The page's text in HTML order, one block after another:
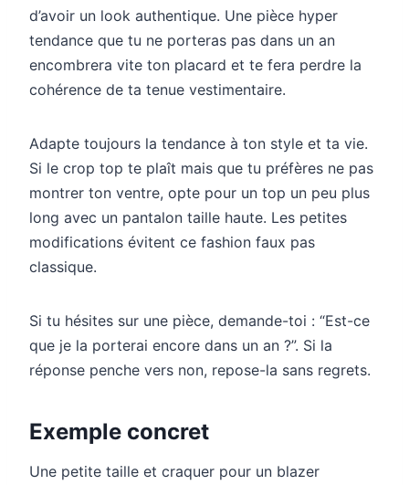
d’avoir un look authentique. Une pièce hyper
tendance que tu ne porteras pas dans un an
encombrera vite ton placard et te fera perdre la
cohérence de ta tenue vestimentaire.
Adapte toujours la tendance à ton style et ta vie.
Si le crop top te plaît mais que tu préfères ne pas
montrer ton ventre, opte pour un top un peu plus
long avec un pantalon taille haute. Les petites
modifications évitent ce fashion faux pas
classique.
Si tu hésites sur une pièce, demande-toi : “Est-ce
que je la porterai encore dans un an ?”. Si la
réponse penche vers non, repose-la sans regrets.
Exemple concret
Une petite taille et craquer pour un blazer